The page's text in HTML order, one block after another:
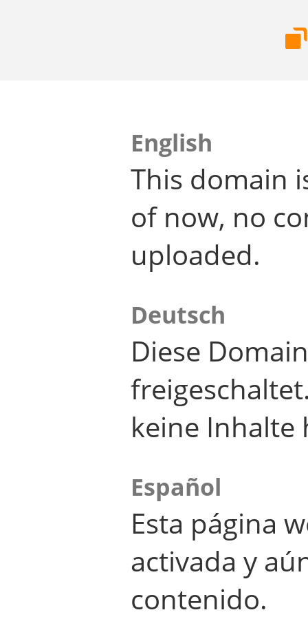
English
This domain
of now, no
uploaded.
Deutsch
Diese
keine Inhalte
Español
Esta página
activada y
contenido.